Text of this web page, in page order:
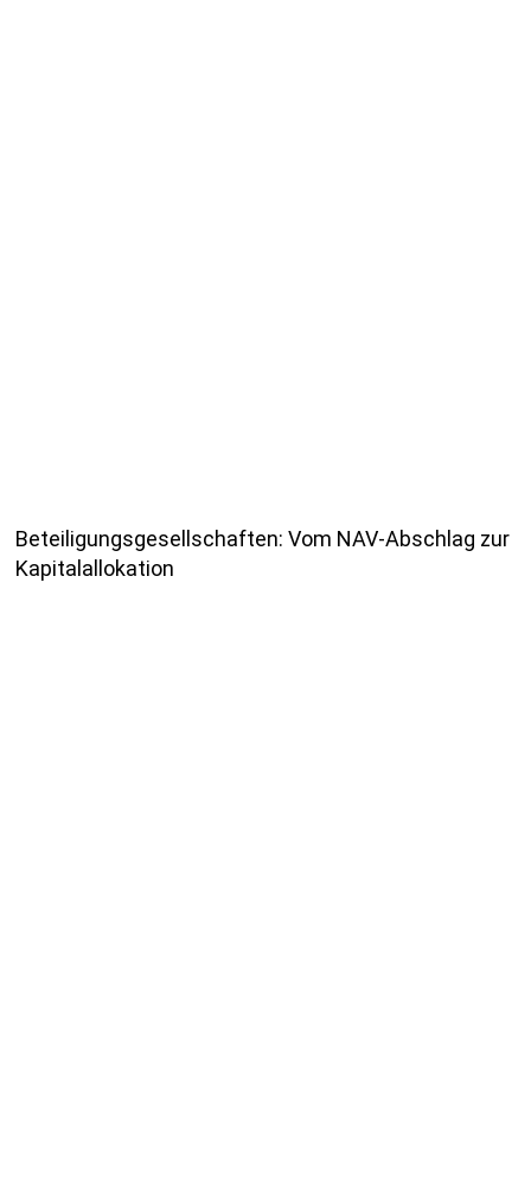
Beteiligungsgesellschaften: Vom NAV-Abschlag zur
Kapitalallokation